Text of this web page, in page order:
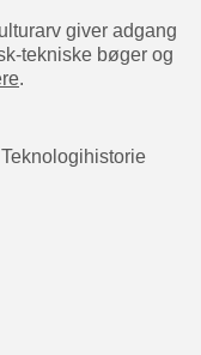
giver adgang
tekniske bøger og
.